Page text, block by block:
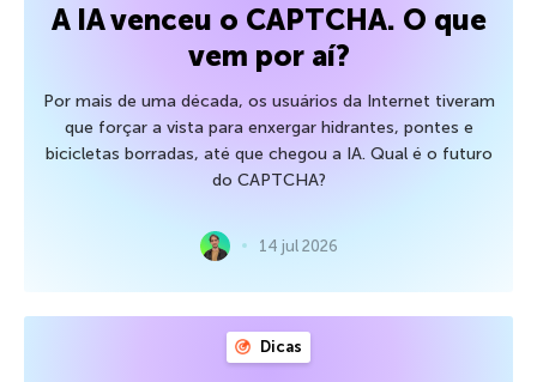
A IA venceu o CAPTCHA. O que
vem por aí?
Por mais de uma década, os usuários da Internet tiveram
que forçar a vista para enxergar hidrantes, pontes e
bicicletas borradas, até que chegou a IA. Qual é o futuro
do CAPTCHA?
14 jul 2026
Dicas